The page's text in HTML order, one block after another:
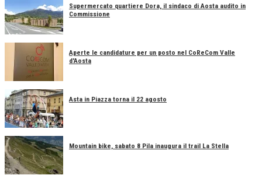
Supermercato quartiere Dora, il sindaco di Aosta audito in
Commissione
Aperte le candidature per un posto nel CoReCom Valle
d'Aosta
Asta in Piazza torna il 22 agosto
Mountain bike, sabato 8 Pila inaugura il trail La Stella